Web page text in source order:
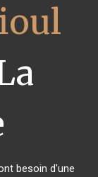
besoin d'une